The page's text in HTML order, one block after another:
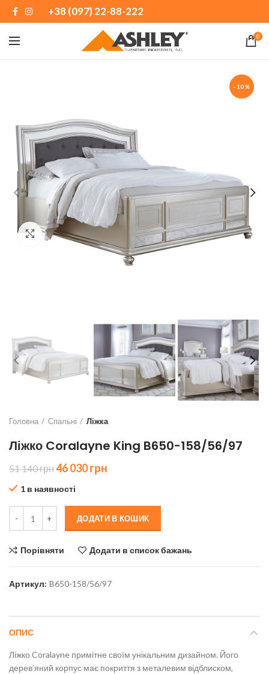
+38 (097) 22-88-222
0
-10%
Натисніть, щоб збільшити
Головна Спальні Ліжка
Ліжко Coralayne King B650-158/56/97
51 140грнОригінальна
51
140 грн.
46 030грн
030 грн.
1 в наявності
ДОДАТИ В КОШИК
Порівняти Додати в список бажань
Артикул: B650-158/56/97
ОПИС
Ліжко Coralayne примітне своїм унікальним дизайном. Його
дерев’яний корпус має покриття з металевим відблиском,